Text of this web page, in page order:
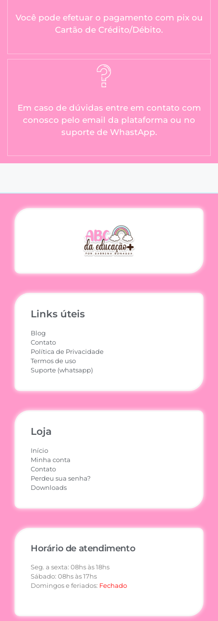
Você pode efetuar o pagamento com pix ou
Cartão de Crédito/Débito.
Em caso de dúvidas entre em contato com
conosco pelo email da plataforma ou no
suporte de WhastApp.
Links úteis
Blog
Contato
Política de Privacidade
Termos de uso
Suporte (whatsapp)
Loja
Início
Minha conta
Contato
Perdeu sua senha?
Downloads
Horário de atendimento
Seg. a sexta: 08hs às 18hs
Sábado: 08hs às 17hs
Domingos e feriados: Fechado